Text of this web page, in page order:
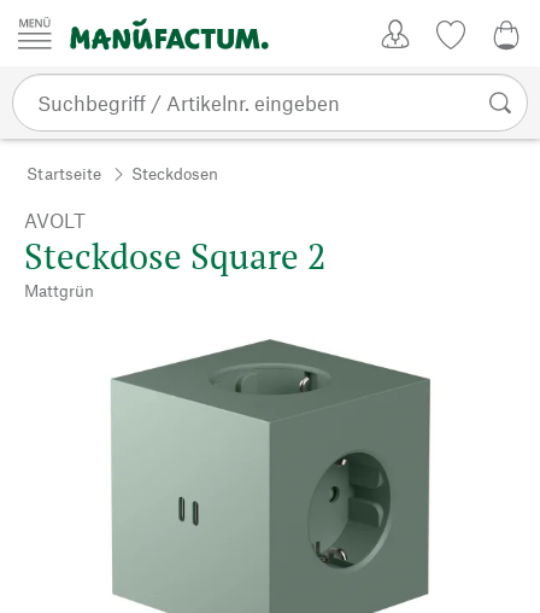
Zum Inhalt springen
Startseite Steckdosen
AVOLT
Steckdose Square 2
Mattgrün